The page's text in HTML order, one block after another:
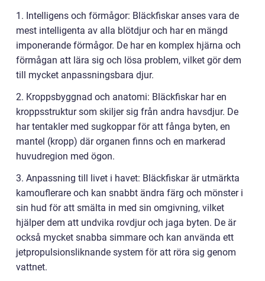
1. Intelligens och förmågor: Bläckfiskar anses vara de
mest intelligenta av alla blötdjur och har en mängd
imponerande förmågor. De har en komplex hjärna och
förmågan att lära sig och lösa problem, vilket gör dem
till mycket anpassningsbara djur.
2. Kroppsbyggnad och anatomi: Bläckfiskar har en
kroppsstruktur som skiljer sig från andra havsdjur. De
har tentakler med sugkoppar för att fånga byten, en
mantel (kropp) där organen finns och en markerad
huvudregion med ögon.
3. Anpassning till livet i havet: Bläckfiskar är utmärkta
kamouflerare och kan snabbt ändra färg och mönster i
sin hud för att smälta in med sin omgivning, vilket
hjälper dem att undvika rovdjur och jaga byten. De är
också mycket snabba simmare och kan använda ett
jetpropulsionsliknande system för att röra sig genom
vattnet.